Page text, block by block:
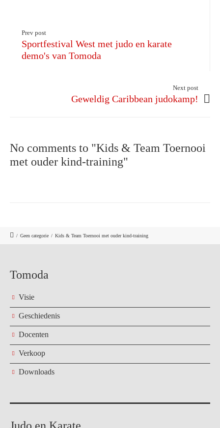
Prev post
Sportfestival West met judo en karate
demo's van Tomoda
Next post
Geweldig Caribbean judokamp!
No comments to "Kids & Team Toernooi
met ouder kind-training"
/ Geen categorie / Kids & Team Toernooi met ouder kind-training
Tomoda
Visie
Geschiedenis
Docenten
Verkoop
Downloads